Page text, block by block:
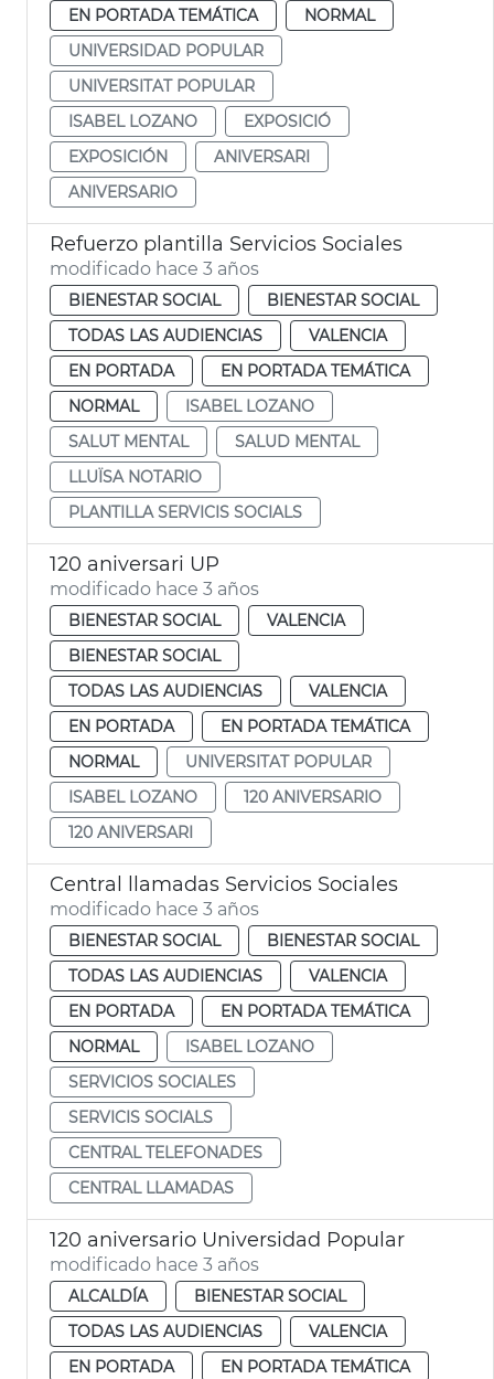
EN PORTADA TEMÁTICA
NORMAL
UNIVERSIDAD POPULAR
UNIVERSITAT POPULAR
ISABEL LOZANO
EXPOSICIÓ
EXPOSICIÓN
ANIVERSARI
ANIVERSARIO
Refuerzo plantilla Servicios Sociales
modificado hace 3 años
BIENESTAR SOCIAL
BIENESTAR SOCIAL
TODAS LAS AUDIENCIAS
VALENCIA
EN PORTADA
EN PORTADA TEMÁTICA
NORMAL
ISABEL LOZANO
SALUT MENTAL
SALUD MENTAL
LLUÏSA NOTARIO
PLANTILLA SERVICIS SOCIALS
120 aniversari UP
modificado hace 3 años
BIENESTAR SOCIAL
VALENCIA
BIENESTAR SOCIAL
TODAS LAS AUDIENCIAS
VALENCIA
EN PORTADA
EN PORTADA TEMÁTICA
NORMAL
UNIVERSITAT POPULAR
ISABEL LOZANO
120 ANIVERSARIO
120 ANIVERSARI
Central llamadas Servicios Sociales
modificado hace 3 años
BIENESTAR SOCIAL
BIENESTAR SOCIAL
TODAS LAS AUDIENCIAS
VALENCIA
EN PORTADA
EN PORTADA TEMÁTICA
NORMAL
ISABEL LOZANO
SERVICIOS SOCIALES
SERVICIS SOCIALS
CENTRAL TELEFONADES
CENTRAL LLAMADAS
120 aniversario Universidad Popular
modificado hace 3 años
ALCALDÍA
BIENESTAR SOCIAL
TODAS LAS AUDIENCIAS
VALENCIA
EN PORTADA
EN PORTADA TEMÁTICA